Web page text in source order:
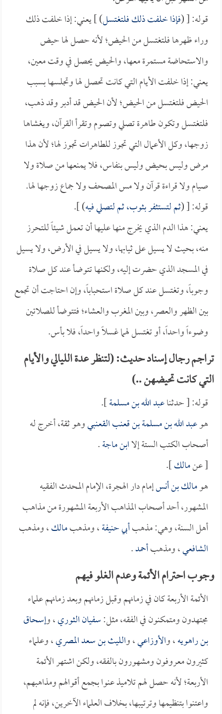
قوله: [ (فإذا خلفت ذلك فلتغتسل) ] يعني: إذا خلفت ذلك
وراء ظهرها فلتغتسل من الحيض؛ لأنه حصل لها حيض
والاستحاضة مستمرة معها، والحيض يحصل في وقت معين،
يعني: إذا خلفت الأيام التي كانت تحصل لها وتجلسها بسبب
الحيض فلتغتسل من الحيض؛ لأن الحيض قد أدبر وقد ذهب،
فلتغتسل وتكون طاهرة تصلي وتصوم وتقرأ القرآن، ويغشاها
زوجها، وكل الأعمال التي تجوز للطاهرات تجوز لها؛ لأن هذا
مرض وليس بحيض وليس بنفاس، فلا يمنعها من صلاة ولا
صيام ولا قراءة قرآن ولا مس المصحف ولا جماع زوجها لها.
قوله: [ (ثم لتستثفر بثوب، ثم لتصلي فيه) ].
يعني: هذا الدم الذي يخرج منها عليها أن تعمل شيئاً للتحرز
منه، بحيث لا يسيل على ثيابها، ولا يسيل في الأرض، ولا يسيل
في المسجد الذي حضرت إليه، ولكنها تتوضأ عند كل صلاة
وجوباً، وتغتسل عند كل صلاة استحباباً، وإن احتاجت أن تجمع
بين الظهر والعصر، وبين المغرب والعشاء؛ فتتوضأ للصلاتين
وضوءاً واحداً، أو تغتسل لهما غسلاً واحداً، فلا بأس.
تراجم رجال إسناد حديث: (لتنظر عدة الليالي والأيام
التي كانت تحيضهن ..)
قوله: [ حدثناعبد الله بن مسلمة].
هوعبد الله بن مسلمة بن قعنب القعنبيوهو ثقة، أخرج له
أصحاب الكتب الستة إلاابن ماجة.
[ عنمالك].
هومالك بن أنسإمام دار الهجرة، الإمام المحدث الفقيه
المشهور، أحد أصحاب المذاهب الأربعة المشهورة من مذاهب
أهل السنة، وهي: مذهبأبي حنيفة، ومذهبمالك، ومذهب
الشافعي، ومذهبأحمد.
وجوب احترام الأئمة وعدم الغلو فيهم
الأئمة الأربعة كان في زمانهم وقبل زمانهم وبعد زمانهم علماء
مجتهدون ومتمكنون في الفقه، مثل:سفيان الثوري، وإسحاق
بن راهويه، والأوزاعي، والليث بن سعد المصري، وعلماء
كثيرون معروفون ومشهورون بالفقه، ولكن اشتهر الأئمة
الأربعة؛ لأنه حصل لهم تلاميذ عنوا بجمع أقوالهم ومذاهبهم،
واعتنوا بتنظيمها وترتيبها، بخلاف العلماء الآخرين، فإنه لم